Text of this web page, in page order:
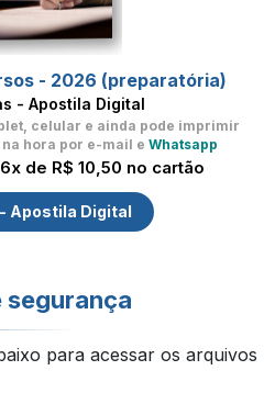
- 2026 (preparatória)
- Apostila Digital
celular e ainda pode imprimir
hora por e-mail e Whatsapp
de R$ 10,50 no cartão
Apostila Digital
para acessar os arquivos